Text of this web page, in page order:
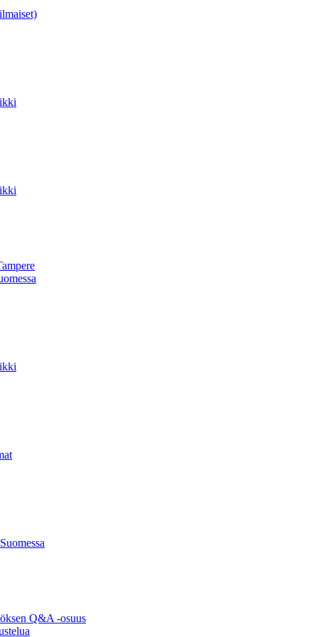
Q&A -osuus